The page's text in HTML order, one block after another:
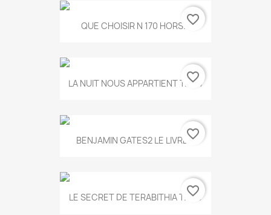
QUE CHOISIR N 170 HORS...favorite_border
LA NUIT NOUS APPARTIENT T.634
favorite_border
BENJAMIN GATES2 LE LIVRE...
favorite_border
LE SECRET DE TERABITHIA T.560
favorite_border